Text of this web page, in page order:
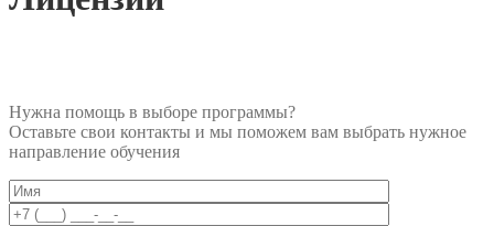
Нужна помощь в выборе программы?
Оставьте свои контакты и мы поможем вам выбрать нужное
направление обучения